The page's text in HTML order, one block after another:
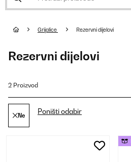
Grijalice Rezervni dijelovi
Rezervni dijelovi
2 Proizvod
Ne Poništi odabir